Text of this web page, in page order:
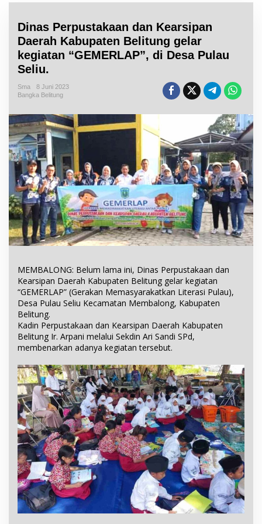
Dinas Perpustakaan dan Kearsipan
Daerah Kabupaten Belitung gelar
kegiatan “GEMERLAP”, di Desa Pulau
Seliu.
Sma
8 Juni 2023
Bangka Belitung
MEMBALONG: Belum lama ini, Dinas Perpustakaan dan
Kearsipan Daerah Kabupaten Belitung gelar kegiatan
“GEMERLAP” (Gerakan Memasyarakatkan Literasi Pulau),
Desa Pulau Seliu Kecamatan Membalong, Kabupaten
Belitung.
Kadin Perpustakaan dan Kearsipan Daerah Kabupaten
Belitung Ir. Arpani melalui Sekdin Ari Sandi SPd,
membenarkan adanya kegiatan tersebut.